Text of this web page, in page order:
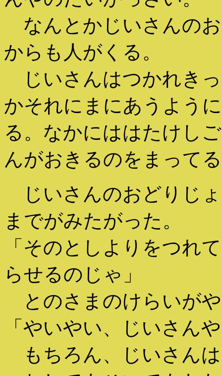
なんとかじいさんの
からも人がくる。
じいさんはつかれき
かそれにまにあうよう
る。なかにははたけし
んがおきるのをまって
じいさんのおどりじ
までがみたがった。
「そのとしよりをつれ
らせるのじゃ」
とのさまのけらいが
「やいやい、じいさん
もちろん、じいさん